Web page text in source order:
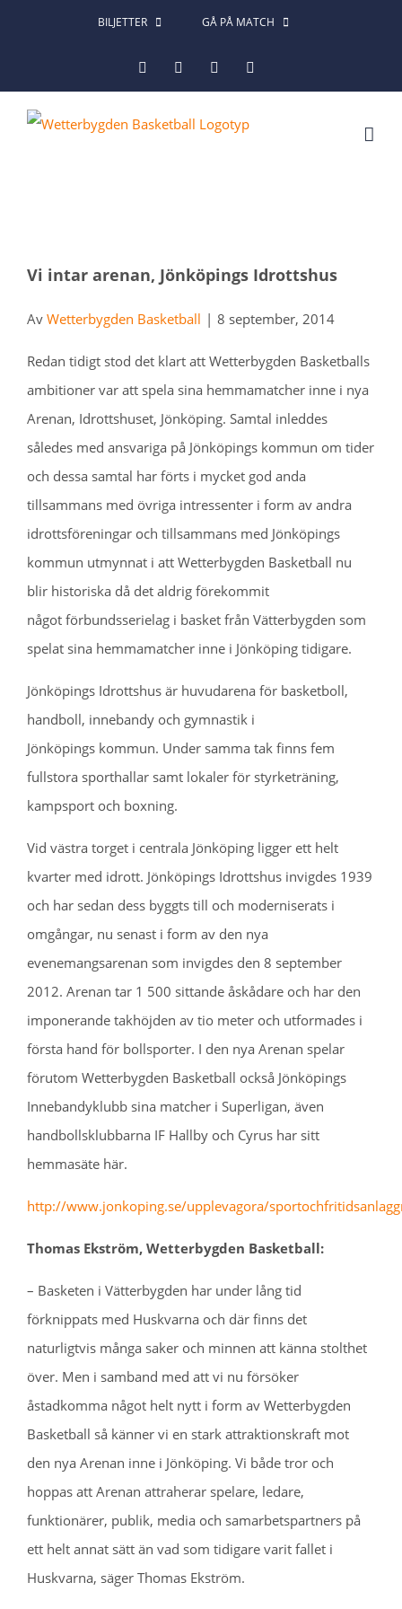
BILJETTER GÅ PÅ MATCH
FacebookInstagram
Vi intar arenan, Jönköpings Idrottshus
Av Wetterbygden Basketball | 8 september, 2014
Redan tidigt stod det klart att Wetterbygden Basketballs
ambitioner var att spela sina hemmamatcher inne i nya
Arenan, Idrottshuset, Jönköping. Samtal inleddes
således med ansvariga på Jönköpings kommun om tider
och dessa samtal har förts i mycket god anda
tillsammans med övriga intressenter i form av andra
idrottsföreningar och tillsammans med Jönköpings
kommun utmynnat i att Wetterbygden Basketball nu
blir historiska då det aldrig förekommit
något förbundsserielag i basket från Vätterbygden som
spelat sina hemmamatcher inne i Jönköping tidigare.
Jönköpings Idrottshus är huvudarena för basketboll,
handboll, innebandy och gymnastik i
Jönköpings kommun. Under samma tak finns fem
fullstora sporthallar samt lokaler för styrketräning,
kampsport och boxning.
Vid västra torget i centrala Jönköping ligger ett helt
kvarter med idrott. Jönköpings Idrottshus invigdes 1939
och har sedan dess byggts till och moderniserats i
omgångar, nu senast i form av den nya
evenemangsarenan som invigdes den 8 september
2012. Arenan tar 1 500 sittande åskådare och har den
imponerande takhöjden av tio meter och utformades i
första hand för bollsporter. I den nya Arenan spelar
förutom Wetterbygden Basketball också Jönköpings
Innebandyklubb sina matcher i Superligan, även
handbollsklubbarna IF Hallby och Cyrus har sitt
hemmasäte här.
http://www.jonkoping.se/upplevagora/
Thomas Ekström, Wetterbygden Basketball:
– Basketen i Vätterbygden har under lång tid
förknippats med Huskvarna och där finns det
naturligtvis många saker och minnen att känna stolthet
över. Men i samband med att vi nu försöker
åstadkomma något helt nytt i form av Wetterbygden
Basketball så känner vi en stark attraktionskraft mot
den nya Arenan inne i Jönköping. Vi både tror och
hoppas att Arenan attraherar spelare, ledare,
funktionärer, publik, media och samarbetspartners på
ett helt annat sätt än vad som tidigare varit fallet i
Huskvarna, säger Thomas Ekström.